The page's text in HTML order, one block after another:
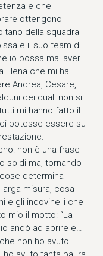
e che
ottengono
della squadra
e il suo team di
io possa mai aver
Elena che mi ha
Andrea, Cesare,
dei quali non si
mi hanno fatto il
potesse essere su
non è una frase
soldi ma, tornando
determina
misura, cosa
e gli indovinelli che
mio il motto: “La
andò ad aprire e…
non ho avuto